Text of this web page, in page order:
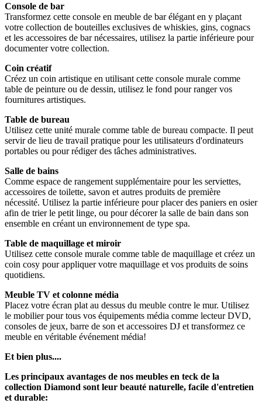
Console de bar
Transformez cette console en meuble de bar élégant en y plaçant
votre collection de bouteilles exclusives de whiskies, gins, cognacs
et les accessoires de bar nécessaires, utilisez la partie inférieure pour
documenter votre collection.
Coin créatif
Créez un coin artistique en utilisant cette console murale comme
table de peinture ou de dessin, utilisez le fond pour ranger vos
fournitures artistiques.
Table de bureau
Utilisez cette unité murale comme table de bureau compacte. Il peut
servir de lieu de travail pratique pour les utilisateurs d'ordinateurs
portables ou pour rédiger des tâches administratives.
Salle de bains
Comme espace de rangement supplémentaire pour les serviettes,
accessoires de toilette, savon et autres produits de première
nécessité. Utilisez la partie inférieure pour placer des paniers en osier
afin de trier le petit linge, ou pour décorer la salle de bain dans son
ensemble en créant un environnement de type spa.
Table de maquillage et miroir
Utilisez cette console murale comme table de maquillage et créez un
coin cosy pour appliquer votre maquillage et vos produits de soins
quotidiens.
Meuble TV et colonne média
Placez votre écran plat au dessus du meuble contre le mur. Utilisez
le mobilier pour tous vos équipements média comme lecteur DVD,
consoles de jeux, barre de son et accessoires DJ et transformez ce
meuble en véritable événement média!
Et bien plus....
Les principaux avantages de nos meubles en teck de la
collection Diamond sont leur beauté naturelle, facile d'entretien
et durable: